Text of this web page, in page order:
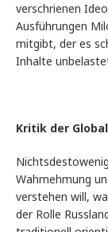
verschrienen
Ausführungen
mitgibt, der es
Inhalte
Kritik der
Wahrnehmung
verstehen will,
der Rolle